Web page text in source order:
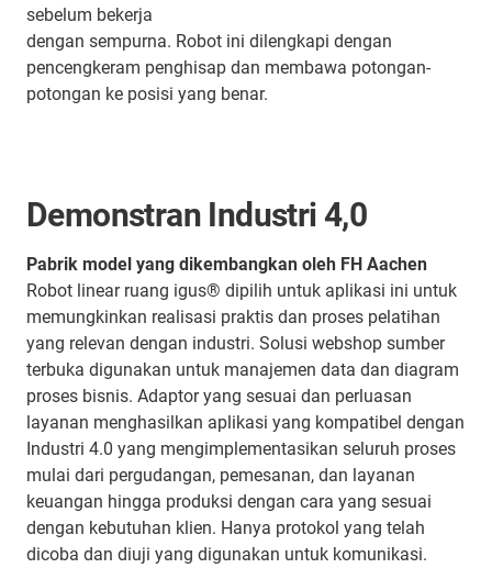
sebelum bekerja
dengan sempurna. Robot ini dilengkapi dengan
pencengkeram penghisap dan membawa potongan-
potongan ke posisi yang benar.
Demonstran Industri 4,0
Pabrik model yang dikembangkan oleh FH Aachen
Robot linear ruang igus® dipilih untuk aplikasi ini untuk
memungkinkan realisasi praktis dan proses pelatihan
yang relevan dengan industri. Solusi webshop sumber
terbuka digunakan untuk manajemen data dan diagram
proses bisnis. Adaptor yang sesuai dan perluasan
layanan menghasilkan aplikasi yang kompatibel dengan
Industri 4.0 yang mengimplementasikan seluruh proses
mulai dari pergudangan, pemesanan, dan layanan
keuangan hingga produksi dengan cara yang sesuai
dengan kebutuhan klien. Hanya protokol yang telah
dicoba dan diuji yang digunakan untuk komunikasi.